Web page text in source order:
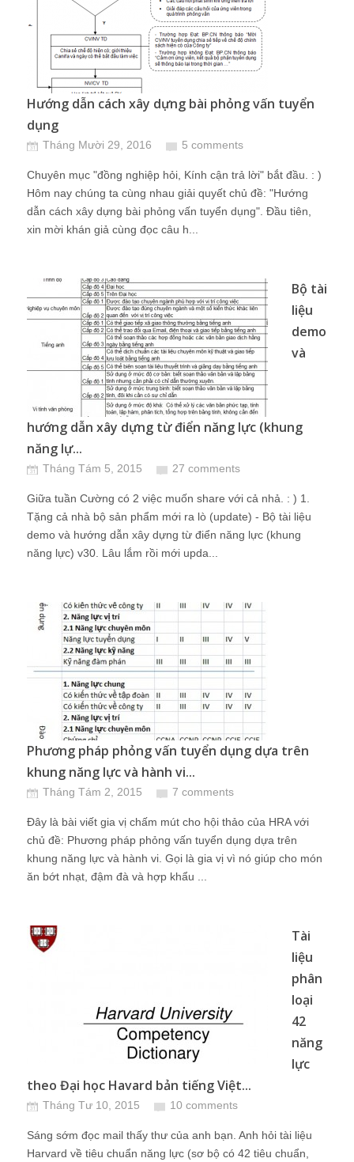
Hướng dẫn cách xây dựng bài phỏng vấn tuyển
dụng
Tháng Mười 29, 2016 5 comments
Chuyên mục "đồng nghiệp hỏi, Kính cận trả lời" bắt đầu. : )
Hôm nay chúng ta cùng nhau giải quyết chủ đề: "Hướng
dẫn cách xây dựng bài phỏng vấn tuyển dụng". Đầu tiên,
xin mời khán giả cùng đọc câu h...
Bộ tài
liệu
demo
và
hướng dẫn xây dựng từ điển năng lực (khung
năng lự...
Tháng Tám 5, 2015 27 comments
Giữa tuần Cường có 2 việc muốn share với cả nhả. : ) 1.
Tặng cả nhà bộ sản phẩm mới ra lò (update) - Bộ tài liệu
demo và hướng dẫn xây dựng từ điển năng lực (khung
năng lực) v30. Lâu lắm rồi mới upda...
Phương pháp phỏng vấn tuyển dụng dựa trên
khung năng lực và hành vi...
Tháng Tám 2, 2015 7 comments
Đây là bài viết gia vị chấm mút cho hội thảo của HRA với
chủ đề: Phương pháp phỏng vấn tuyển dụng dựa trên
khung năng lực và hành vi. Gọi là gia vị vì nó giúp cho món
ăn bớt nhạt, đậm đà và hợp khẩu ...
Tài
liệu
phân
loại
42
năng
lực
theo Đại học Havard bản tiếng Việt...
Tháng Tư 10, 2015 10 comments
Sáng sớm đọc mail thấy thư của anh bạn. Anh hỏi tài liệu
Harvard về tiêu chuẩn năng lực (sơ bộ có 42 tiêu chuẩn,